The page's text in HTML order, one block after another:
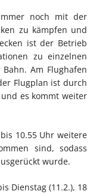
noch mit der
zu kämpfen und
ist der Betrieb
zu einzelnen
Am Flughafen
Flugplan ist durch
es kommt weiter
10.55 Uhr weitere
sind, sodass
wurde.
Dienstag (11.2.), 18